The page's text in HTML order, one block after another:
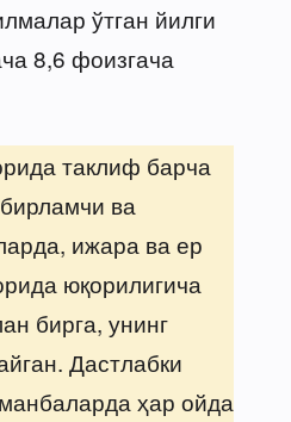
ўтган йилги
8,6 фоизгача
таклиф барча
ва
ижара ва ер
юқорилигича
бирга, унинг
Дастлабки
ҳар ойда